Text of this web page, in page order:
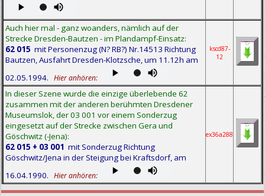
Auch hier mal - ganz woanders, nämlich auf der
Strecke Dresden-Bautzen - im Plandampf-Einsatz:
62 015 mit Personenzug (N? RB?) Nr.14513 Richtung
Bautzen, Ausfahrt Dresden-Klotzsche, um 11.12h am
02.05.1994.
Hier anhören:
kscd87-
12
In dieser Szene wurde die einzige überlebende 62
zusammen mit der anderen berühmten Dresdener
Museumslok, der 03 001 vor einem Sonderzug
eingesetzt auf der Strecke zwischen Gera und
Göschwitz (-Jena):
62 015 + 03 001 mit Sonderzug Richtung
Göschwitz/Jena in der Steigung bei Kraftsdorf, am
16.04.1990.
Hier anhören:
ex36a288